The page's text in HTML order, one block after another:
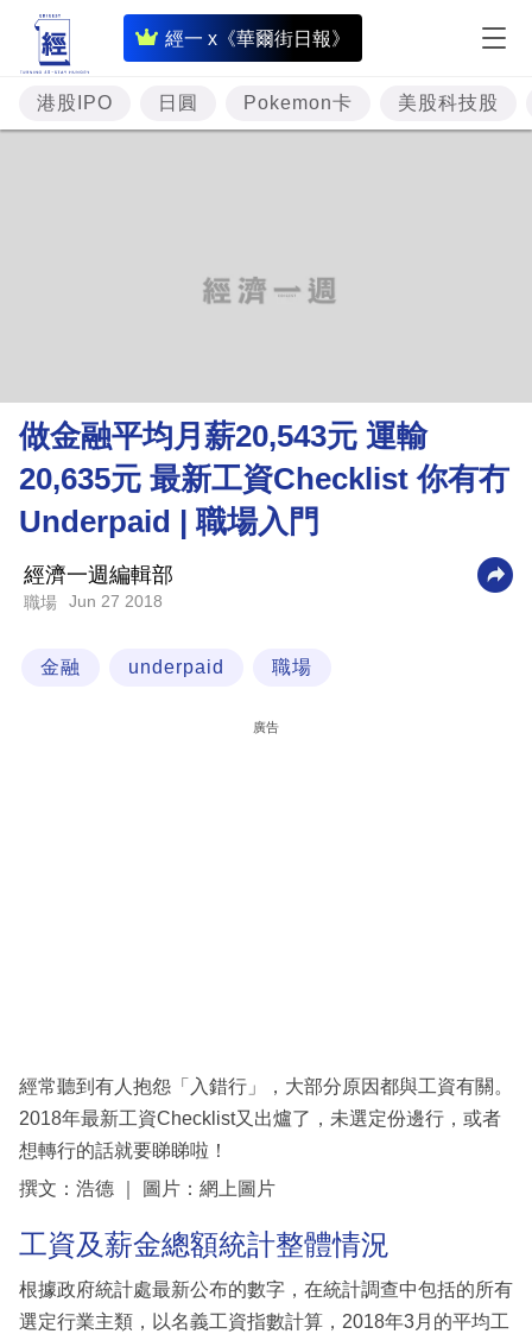
經一 x《華爾街日報》
即
時
財
經
理
財
商
業
科
技
場
港股IPO 日圓 Pokemon卡 美股科技股
做金融平均月薪20,543元 運輸
20,635元 最新工資Checklist 你有冇
Underpaid | 職場入門
經濟一週編輯部
職場 Jun 27 2018
金融 underpaid 職場
廣告
經常聽到有人抱怨「入錯行」，大部分原因都與工資有關。
2018年最新工資Checklist又出爐了，未選定份邊行，或者
想轉行的話就要睇睇啦！
撰文：浩德 ｜ 圖片：網上圖片
工資及薪金總額統計整體情況
根據政府統計處最新公布的數字，在統計調查中包括的所有
選定行業主類，以名義工資指數計算，2018年3月的平均工